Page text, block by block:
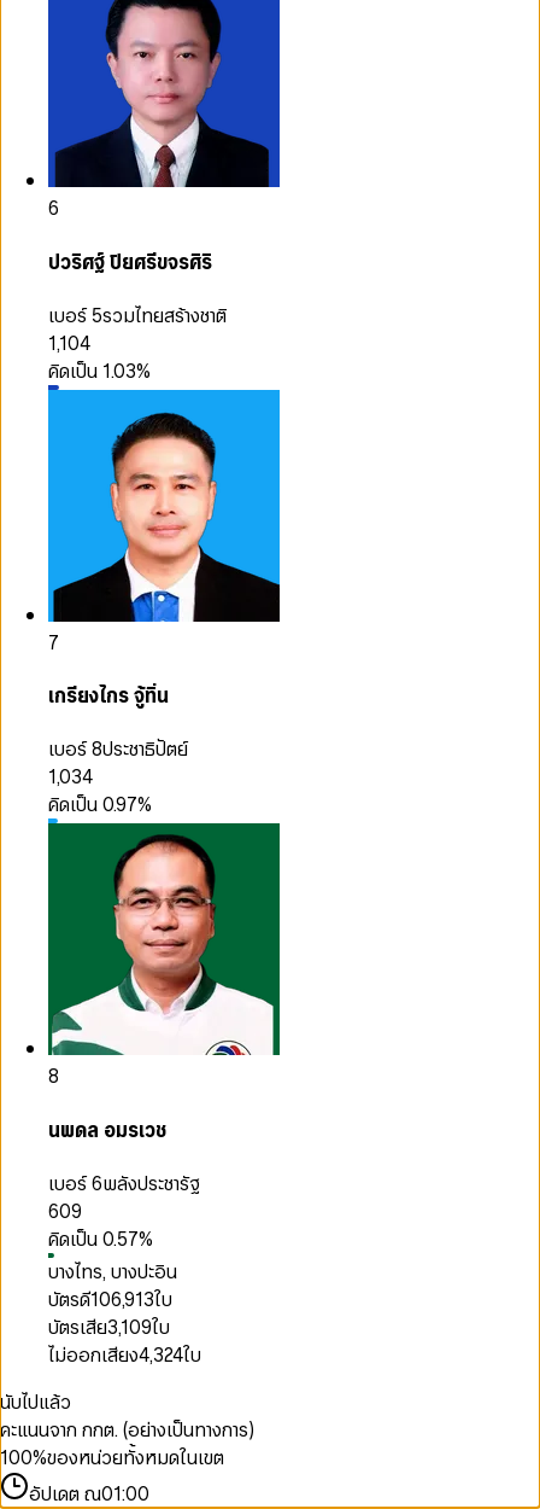
6
ปวริศฐ์ ปิยศรีขจรศิริ
เบอร์ 5รวมไทยสร้างชาติ
1,104
คิดเป็น 1.03%
7
เกรียงไกร จู้ทิ่น
เบอร์ 8ประชาธิปัตย์
1,034
คิดเป็น0.97%
8
นพดล อมรเวช
เบอร์ 6พลังประชารัฐ
609
คิดเป็น0.57%
บางไทร, บางปะอิน
บัตรดี106,913ใบ
บัตรเสีย3,109ใบ
ไม่ออกเสียง4,324ใบ
นับไปแล้ว
คะแนนจาก กกต. (อย่างเป็นทางการ)
100%ของหน่วยทั้งหมดในเขต
อัปเดต ณ01:00